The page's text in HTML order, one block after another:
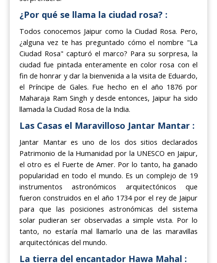
¿Por qué se llama la ciudad rosa? :
Todos conocemos Jaipur como la Ciudad Rosa. Pero,
¿alguna vez te has preguntado cómo el nombre "La
Ciudad Rosa" capturó el marco? Para su sorpresa, la
ciudad fue pintada enteramente en color rosa con el
fin de honrar y dar la bienvenida a la visita de Eduardo,
el Príncipe de Gales. Fue hecho en el año 1876 por
Maharaja Ram Singh y desde entonces, Jaipur ha sido
llamada la Ciudad Rosa de la India.
Las Casas el Maravilloso Jantar Mantar :
Jantar Mantar es uno de los dos sitios declarados
Patrimonio de la Humanidad por la UNESCO en Jaipur,
el otro es el Fuerte de Amer. Por lo tanto, ha ganado
popularidad en todo el mundo. Es un complejo de 19
instrumentos astronómicos arquitectónicos que
fueron construidos en el año 1734 por el rey de Jaipur
para que las posiciones astronómicas del sistema
solar pudieran ser observadas a simple vista. Por lo
tanto, no estaría mal llamarlo una de las maravillas
arquitectónicas del mundo.
La tierra del encantador Hawa Mahal :